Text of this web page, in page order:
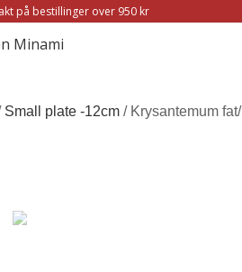
på bestillinger over 950 kr
Small plate -12cm / Krysantemum